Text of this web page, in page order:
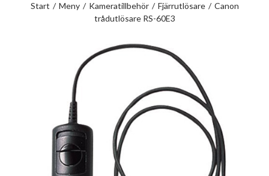
Start / Meny / Kameratillbehör / Fjärrutlösare / Canon
trådutlösare RS-60E3